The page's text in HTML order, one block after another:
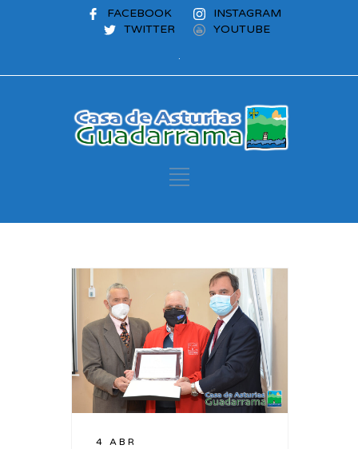
FACEBOOK
INSTAGRAM
TWITTER
YOUTUBE
.
4 ABR